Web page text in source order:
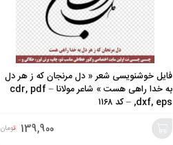
فایل خوشنویسی شعر « دل مرنجان که ز هر دل
به خدا راهی هست » شاعر مولانا – cdr, pdf
,dxf, eps – کد ۱۱۶۸
139,900 تومان